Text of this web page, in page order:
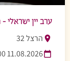
ערב יין ישראלי
הרצל 32
11.08.2026 19:00